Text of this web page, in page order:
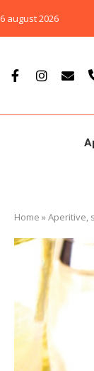
6 august 2026
Home »Aperitive,